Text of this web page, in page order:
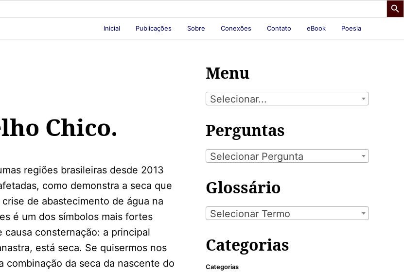
Inicial Publicações Sobre Conexões Contato eBook Poesia
Chico.
regiões brasileiras desde 2013
como demonstra a seca que
de abastecimento de água na
é um dos símbolos mais fortes
consternação: a principal
está seca. Se quisermos nos
combinação da seca da nascente do
Menu
Selecionar...
Perguntas
Selecionar Pergunta
Glossário
Selecionar Termo
Categorias
Categorias